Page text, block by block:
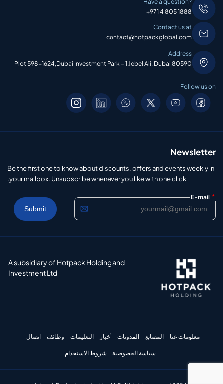
Have a question?
+971 4 805 1888
Contact us at
contact@hotpackglobal.com
Address
Plot 598-1624,Dubai Investment Park – 1 Jebel Ali, Dubai 80590
Follow us on
Newsletter
Be the first one to know about discounts, offers and events weekly in
your mailbox. Unsubscribe whenever you like with one click.
E-mail *
A subsidiary of Hotpack Holding and
Investment Ltd
معلومات عنا المصانع المدونات أخبار التعليمات وظائف اتصال
سياسة الخصوصية شروط الاستخدام